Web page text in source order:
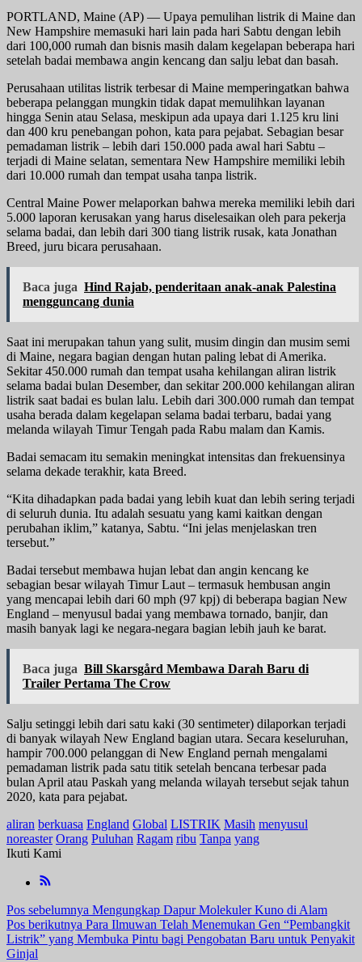
PORTLAND, Maine (AP) — Upaya pemulihan listrik di Maine dan
New Hampshire memasuki hari lain pada hari Sabtu dengan lebih
dari 100,000 rumah dan bisnis masih dalam kegelapan beberapa hari
setelah badai membawa angin kencang dan salju lebat dan basah.
Perusahaan utilitas listrik terbesar di Maine memperingatkan bahwa
beberapa pelanggan mungkin tidak dapat memulihkan layanan
hingga Senin atau Selasa, meskipun ada upaya dari 1.125 kru lini
dan 400 kru penebangan pohon, kata para pejabat. Sebagian besar
pemadaman listrik – lebih dari 150.000 pada awal hari Sabtu –
terjadi di Maine selatan, sementara New Hampshire memiliki lebih
dari 10.000 rumah dan tempat usaha tanpa listrik.
Central Maine Power melaporkan bahwa mereka memiliki lebih dari
5.000 laporan kerusakan yang harus diselesaikan oleh para pekerja
selama badai, dan lebih dari 300 tiang listrik rusak, kata Jonathan
Breed, juru bicara perusahaan.
Baca juga Hind Rajab, penderitaan anak-anak Palestina
mengguncang dunia
Saat ini merupakan tahun yang sulit, musim dingin dan musim semi
di Maine, negara bagian dengan hutan paling lebat di Amerika.
Sekitar 450.000 rumah dan tempat usaha kehilangan aliran listrik
selama badai bulan Desember, dan sekitar 200.000 kehilangan aliran
listrik saat badai es bulan lalu. Lebih dari 300.000 rumah dan tempat
usaha berada dalam kegelapan selama badai terbaru, badai yang
melanda wilayah Timur Tengah pada Rabu malam dan Kamis.
Badai semacam itu semakin meningkat intensitas dan frekuensinya
selama dekade terakhir, kata Breed.
“Kita dihadapkan pada badai yang lebih kuat dan lebih sering terjadi
di seluruh dunia. Itu adalah sesuatu yang kami kaitkan dengan
perubahan iklim,” katanya, Sabtu. “Ini jelas menjelaskan tren
tersebut.”
Badai tersebut membawa hujan lebat dan angin kencang ke
sebagian besar wilayah Timur Laut – termasuk hembusan angin
yang mencapai lebih dari 60 mph (97 kpj) di beberapa bagian New
England – menyusul badai yang membawa tornado, banjir, dan
masih banyak lagi ke negara-negara bagian lebih jauh ke barat.
Baca juga Bill Skarsgård Membawa Darah Baru di
Trailer Pertama The Crow
Salju setinggi lebih dari satu kaki (30 sentimeter) dilaporkan terjadi
di banyak wilayah New England bagian utara. Secara keseluruhan,
hampir 700.000 pelanggan di New England pernah mengalami
pemadaman listrik pada satu titik setelah bencana terbesar pada
bulan April atau Paskah yang melanda wilayah tersebut sejak tahun
2020, kata para pejabat.
aliran berkuasa England Global LISTRIK Masih menyusul
noreaster Orang Puluhan Ragam ribu Tanpa yang
Ikuti Kami
Navigasi
pos
Pos sebelumnya Mengungkap Dapur Molekuler Kuno di Alam
Pos berikutnya Para Ilmuwan Telah Menemukan Gen “Pembangkit
Listrik” yang Membuka Pintu bagi Pengobatan Baru untuk Penyakit
Ginjal